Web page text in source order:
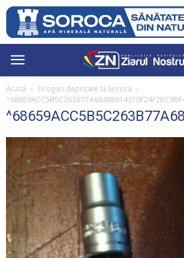
Acasă
Droguri depistate la Soroca